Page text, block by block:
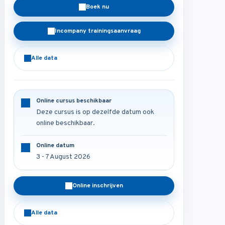
Boek nu
Incompany trainingsaanvraag
Alle data
Online cursus beschikbaar
Deze cursus is op dezelfde datum ook
online beschikbaar.
Online datum
3 - 7 August 2026
Online inschrijven
Alle data